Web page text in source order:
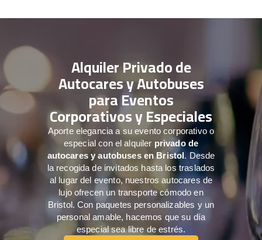
Alquiler Privado de
Autocares y Autobuses
para Eventos
Corporativos y Especiales
Aporte elegancia a su evento corporativo o
especial con el alquiler privado de
autocares y autobuses en Bristol. Desde
la recogida de invitados hasta los traslados
al lugar del evento, nuestros autocares de
lujo ofrecen un transporte cómodo en
Bristol. Con paquetes personalizables y un
personal amable, hacemos que su día
especial sea libre de estrés.